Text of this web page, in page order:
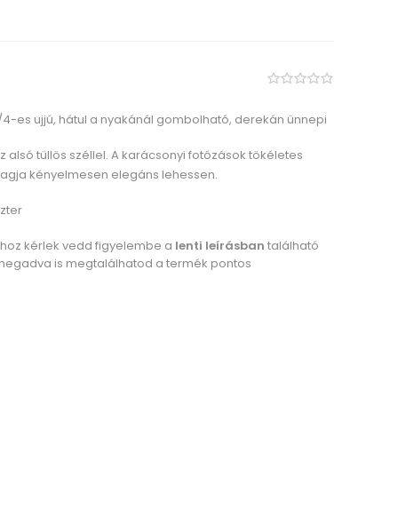
es ujjú, hátul a nyakánál gombolható, derekán ünnepi
alsó tüllös széllel. A karácsonyi fotózások tökéletes
kényelmesen elegáns lehessen.
kérlek vedd figyelembe a lenti leírásban található
is megtalálhatod a termék pontos